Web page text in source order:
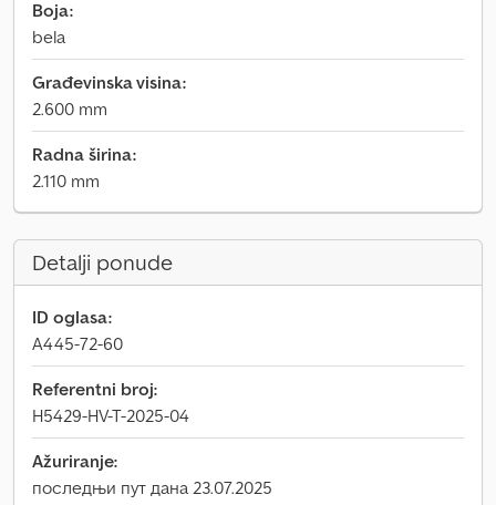
Boja:
bela
Građevinska visina:
2.600 mm
Radna širina:
2.110 mm
Detalji ponude
ID oglasa:
A445-72-60
Referentni broj:
H5429-HV-T-2025-04
Ažuriranje:
последњи пут дана 23.07.2025